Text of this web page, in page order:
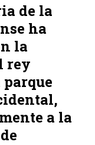
de la
ha
la
rey
a la